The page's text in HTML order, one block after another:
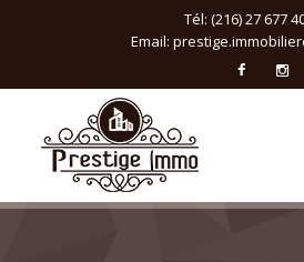
Tél: (216) 27 677
Email: